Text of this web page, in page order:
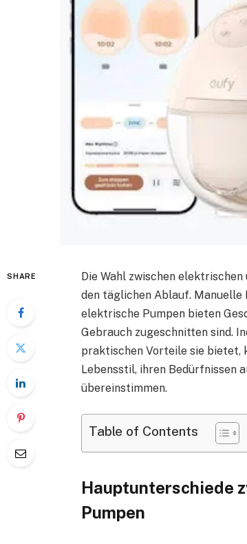
SHARE
Die Wahl zwischen
den täglichen Ablauf.
elektrische Pumpen bieten
Gebrauch zugeschnitten sind.
praktischen Vorteile sie bietet,
Lebensstil, ihren Bedürfnissen
übereinstimmen.
Table of Contents
Hauptunterschiede
Pumpen